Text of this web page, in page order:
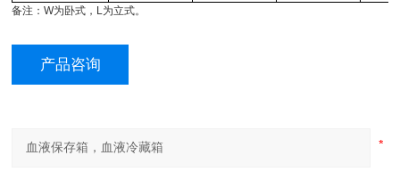
备注：W为卧式， L为立式。
产品咨询